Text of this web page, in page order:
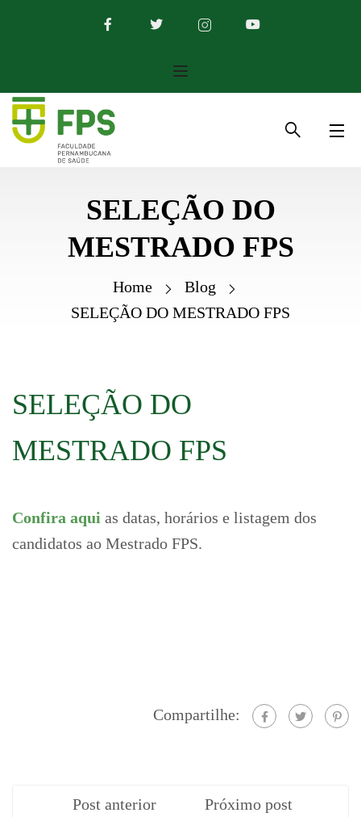
SELEÇÃO DO
MESTRADO FPS
Home
Blog
SELEÇÃO DO MESTRADO FPS
SELEÇÃO DO
MESTRADO FPS
Confira aqui as datas, horários e listagem dos
candidatos ao Mestrado FPS.
Compartilhe:
Post anterior Próximo post